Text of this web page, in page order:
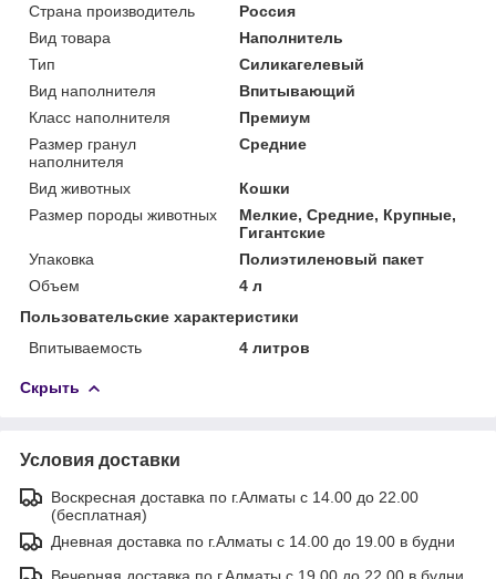
Страна производитель
Россия
Вид товара
Наполнитель
Тип
Силикагелевый
Вид наполнителя
Впитывающий
Класс наполнителя
Премиум
Размер гранул
наполнителя
Средние
Вид животных
Кошки
Размер породы животных
Мелкие, Средние, Крупные,
Гигантские
Упаковка
Полиэтиленовый пакет
Объем
4 л
Пользовательские характеристики
Впитываемость
4 литров
Скрыть
Условия доставки
Воскресная доставка по г.Алматы с 14.00 до 22.00
(бесплатная)
Дневная доставка по г.Алматы с 14.00 до 19.00 в будни
Вечерняя доставка по г.Алматы с 19.00 до 22.00 в будни